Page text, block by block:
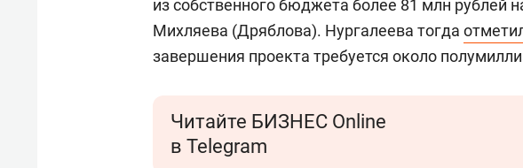
из собственного бюджета более 81 млн рублей
Михляева (Дряблова). Нургалеева тогда
завершения проекта требуется около
Читайте БИЗНЕС Online
в Telegram